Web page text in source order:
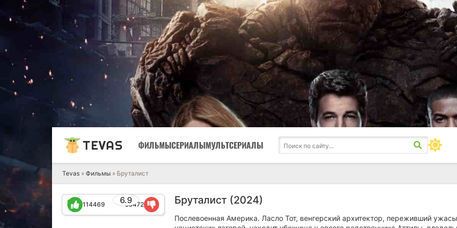
TEVAS ФИЛЬМЫСЕРИАЛЫМУЛЬТСЕРИАЛЫ
Tevas » Фильмы » Бруталист
Бруталист (2024)
6.9
114469 50472
Послевоенная Америка. Ласло Тот, венгерский архитектор, переживший ужасы